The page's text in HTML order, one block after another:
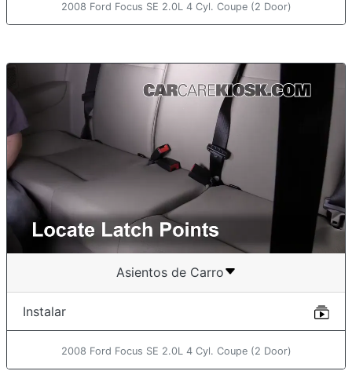
2008 Ford Focus SE 2.0L 4 Cyl. Coupe (2 Door)
Asientos de Carro
Instalar
2008 Ford Focus SE 2.0L 4 Cyl. Coupe (2 Door)